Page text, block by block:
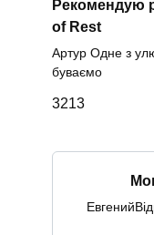
Рекомендую
of Rest
Артур Одне з
буваємо
3213